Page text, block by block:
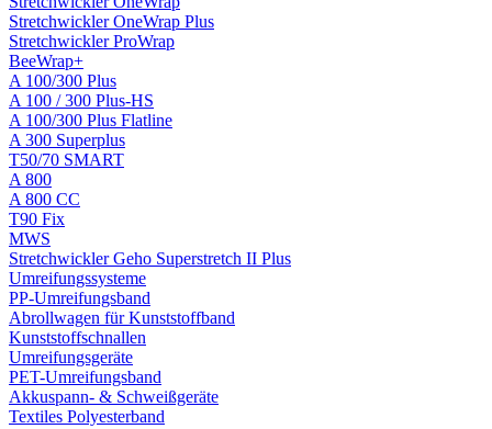
Stretchwickler OneWrap Plus
Stretchwickler ProWrap
BeeWrap+
A 100/300 Plus
A 100 / 300 Plus-HS
A 100/300 Plus Flatline
A 300 Superplus
T50/70 SMART
A 800
A 800 CC
T90 Fix
MWS
Stretchwickler Geho Superstretch II Plus
Umreifungssysteme
PP-Umreifungsband
Abrollwagen für Kunststoffband
Kunststoffschnallen
Umreifungsgeräte
PET-Umreifungsband
Akkuspann- & Schweißgeräte
Textiles Polyesterband